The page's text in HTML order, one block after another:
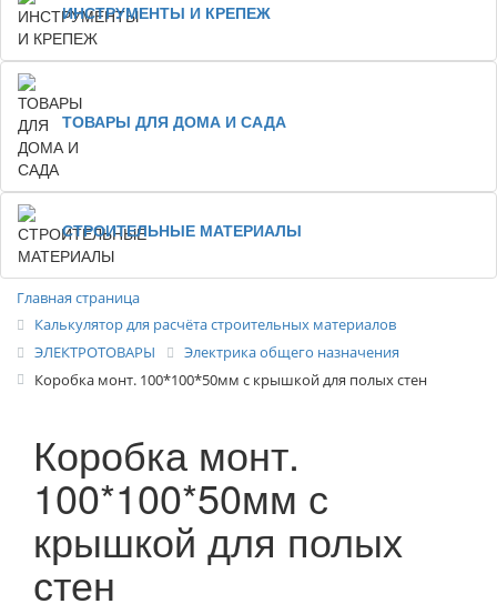
ИНСТРУМЕНТЫ И КРЕПЕЖ
ТОВАРЫ ДЛЯ ДОМА И САДА
СТРОИТЕЛЬНЫЕ МАТЕРИАЛЫ
Главная страница
Калькулятор для расчёта строительных материалов
ЭЛЕКТРОТОВАРЫ
Электрика общего назначения
Коробка монт. 100*100*50мм с крышкой для полых стен
Коробка монт.
100*100*50мм с
крышкой для полых
стен